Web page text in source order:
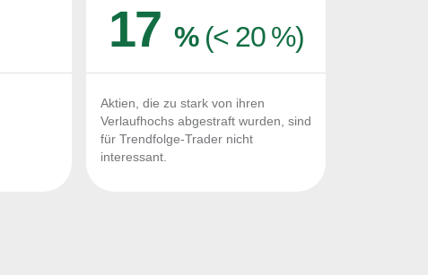
17% (< 20 %)
Aktien, die zu stark von ihren
Verlaufhochs abgestraft wurden, sind
für Trendfolge-Trader nicht
interessant.